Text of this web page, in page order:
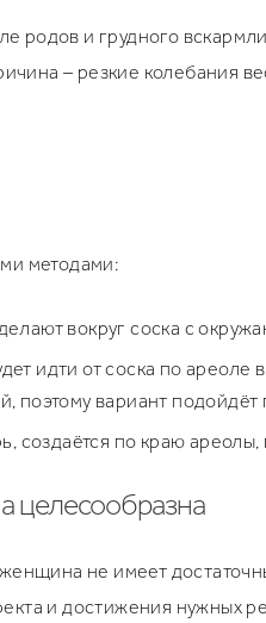
родов и грудного
– резкие колебания
методами:
вокруг соска с
идти от соска по
поэтому вариант
создаётся по краю
целесообразна
не имеет
и достижения нужных